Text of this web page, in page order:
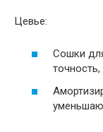
Цевье:
Сошки